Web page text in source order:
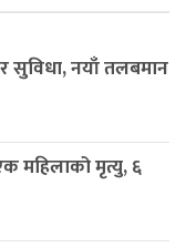
सुविधा, नयाँ तलबमान
महिलाको मृत्यु, ६